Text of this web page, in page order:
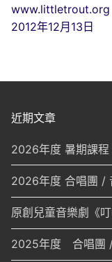
www.littletrout.org
2012年12月13日
近期文章
2026年度 暑期課程
2026年度 合唱團 /
原創兒童音樂劇《叮
2025年度 合唱團